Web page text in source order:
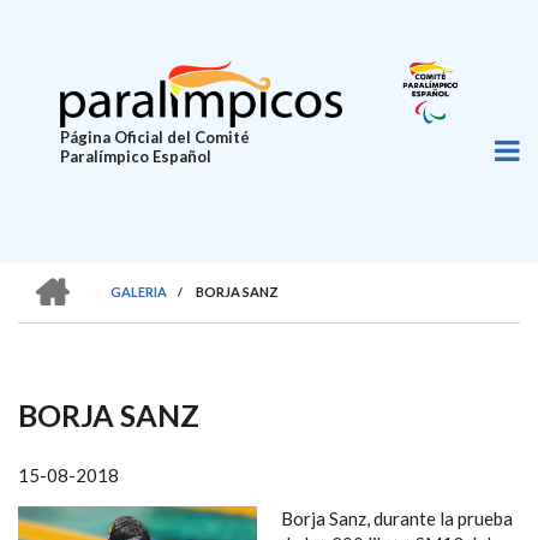
principal
Página Oficial del Comité
Paralímpico Español
SOBRESCRIBIR
DE
AYUDA
A
LA
GALERIA
/ BORJA SANZ
BORJA SANZ
15-08-2018
Borja Sanz, durante la prueba